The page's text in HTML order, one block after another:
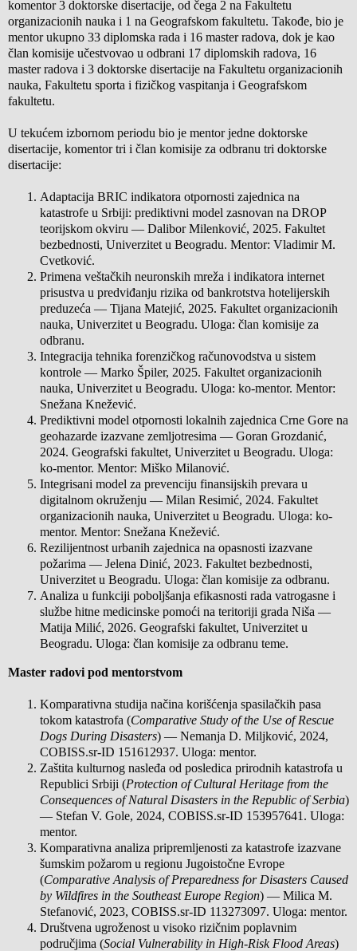
komentor 3 doktorske disertacije, od čega 2 na Fakultetu
organizacionih nauka i 1 na Geografskom fakultetu. Takođe, bio je
mentor ukupno 33 diplomska rada i 16 master radova, dok je kao
član komisije učestvovao u odbrani 17 diplomskih radova, 16
master radova i 3 doktorske disertacije na Fakultetu organizacionih
nauka, Fakultetu sporta i fizičkog vaspitanja i Geografskom
fakultetu.
U tekućem izbornom periodu bio je mentor jedne doktorske
disertacije, komentor tri i član komisije za odbranu tri doktorske
disertacije:
Adaptacija BRIC indikatora otpornosti zajednica na
katastrofe u Srbiji: prediktivni model zasnovan na DROP
teorijskom okviru — Dalibor Milenković, 2025. Fakultet
bezbednosti, Univerzitet u Beogradu. Mentor: Vladimir M.
Cvetković.
Primena veštačkih neuronskih mreža i indikatora internet
prisustva u predviđanju rizika od bankrotstva hotelijerskih
preduzeća — Tijana Matejić, 2025. Fakultet organizacionih
nauka, Univerzitet u Beogradu. Uloga: član komisije za
odbranu.
Integracija tehnika forenzičkog računovodstva u sistem
kontrole — Marko Špiler, 2025. Fakultet organizacionih
nauka, Univerzitet u Beogradu. Uloga: ko-mentor. Mentor:
Snežana Knežević.
Prediktivni model otpornosti lokalnih zajednica Crne Gore na
geohazarde izazvane zemljotresima — Goran Grozdanić,
2024. Geografski fakultet, Univerzitet u Beogradu. Uloga:
ko-mentor. Mentor: Miško Milanović.
Integrisani model za prevenciju finansijskih prevara u
digitalnom okruženju — Milan Resimić, 2024. Fakultet
organizacionih nauka, Univerzitet u Beogradu. Uloga: ko-
mentor. Mentor: Snežana Knežević.
Rezilijentnost urbanih zajednica na opasnosti izazvane
požarima — Jelena Dinić, 2023. Fakultet bezbednosti,
Univerzitet u Beogradu. Uloga: član komisije za odbranu.
Analiza u funkciji poboljšanja efikasnosti rada vatrogasne i
službe hitne medicinske pomoći na teritoriji grada Niša —
Matija Milić, 2026. Geografski fakultet, Univerzitet u
Beogradu. Uloga: član komisije za odbranu teme.
Master radovi pod mentorstvom
Komparativna studija načina korišćenja spasilačkih pasa
tokom katastrofa (Comparative Study of the Use of Rescue
Dogs During Disasters) — Nemanja D. Miljković, 2024,
COBISS.sr-ID 151612937. Uloga: mentor.
Zaštita kulturnog nasleđa od posledica prirodnih katastrofa u
Republici Srbiji (Protection of Cultural Heritage from the
Consequences of Natural Disasters in the Republic of Serbia)
— Stefan V. Gole, 2024, COBISS.sr-ID 153957641. Uloga:
mentor.
Komparativna analiza pripremljenosti za katastrofe izazvane
šumskim požarom u regionu Jugoistočne Evrope
(Comparative Analysis of Preparedness for Disasters Caused
by Wildfires in the Southeast Europe Region) — Milica M.
Stefanović, 2023, COBISS.sr-ID 113273097. Uloga: mentor.
Društvena ugroženost u visoko rizičnim poplavnim
područjima (Social Vulnerability in High-Risk Flood Areas)